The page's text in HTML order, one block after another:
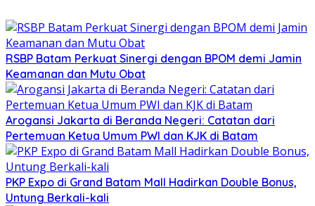
RSBP Batam Perkuat Sinergi dengan BPOM demi Jamin
Keamanan dan Mutu Obat
Arogansi Jakarta di Beranda Negeri: Catatan dari
Pertemuan Ketua Umum PWI dan KJK di Batam
PKP Expo di Grand Batam Mall Hadirkan Double Bonus,
Untung Berkali-kali